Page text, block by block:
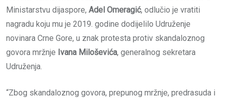
Ministarstvu dijaspore, Adel Omeragić, odlučio je vratiti
nagradu koju mu je 2019. godine dodijelilo Udruženje
novinara Crne Gore, u znak protesta protiv skandaloznog
govora mržnje Ivana Miloševića, generalnog sekretara
Udruženja.
“Zbog skandaloznog govora, prepunog mržnje, predrasuda i